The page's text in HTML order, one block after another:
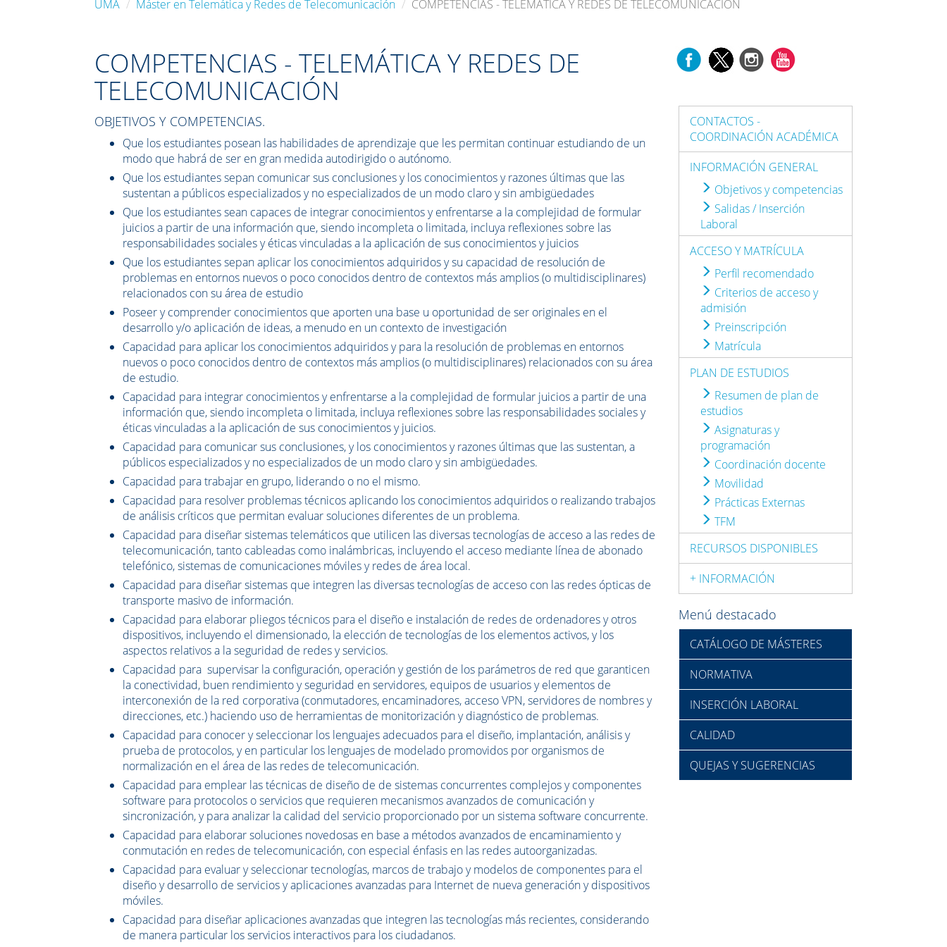
UMA Máster en Telemática y Redes de Telecomunicación COMPETENCIAS - TELEMÁTICA Y REDES DE TELECOMUNICACIÓN
COMPETENCIAS - TELEMÁTICA Y REDES DE
TELECOMUNICACIÓN
OBJETIVOS Y COMPETENCIAS.
Que los estudiantes posean las habilidades de aprendizaje que les permitan continuar estudiando de un
modo que habrá de ser en gran medida autodirigido o autónomo.
Que los estudiantes sepan comunicar sus conclusiones y los conocimientos y razones últimas que las
sustentan a públicos especializados y no especializados de un modo claro y sin ambigüedades
Que los estudiantes sean capaces de integrar conocimientos y enfrentarse a la complejidad de formular
juicios a partir de una información que, siendo incompleta o limitada, incluya reflexiones sobre las
responsabilidades sociales y éticas vinculadas a la aplicación de sus conocimientos y juicios
Que los estudiantes sepan aplicar los conocimientos adquiridos y su capacidad de resolución de
problemas en entornos nuevos o poco conocidos dentro de contextos más amplios (o multidisciplinares)
relacionados con su área de estudio
Poseer y comprender conocimientos que aporten una base u oportunidad de ser originales en el
desarrollo y/o aplicación de ideas, a menudo en un contexto de investigación
Capacidad para aplicar los conocimientos adquiridos y para la resolución de problemas en entornos
nuevos o poco conocidos dentro de contextos más amplios (o multidisciplinares) relacionados con su área
de estudio.
Capacidad para integrar conocimientos y enfrentarse a la complejidad de formular juicios a partir de una
información que, siendo incompleta o limitada, incluya reflexiones sobre las responsabilidades sociales y
éticas vinculadas a la aplicación de sus conocimientos y juicios.
Capacidad para comunicar sus conclusiones, y los conocimientos y razones últimas que las sustentan, a
públicos especializados y no especializados de un modo claro y sin ambigüedades.
Capacidad para trabajar en grupo, liderando o no el mismo.
Capacidad para resolver problemas técnicos aplicando los conocimientos adquiridos o realizando trabajos
de análisis críticos que permitan evaluar soluciones diferentes de un problema.
Capacidad para diseñar sistemas telemáticos que utilicen las diversas tecnologías de acceso a las redes de
telecomunicación, tanto cableadas como inalámbricas, incluyendo el acceso mediante línea de abonado
telefónico, sistemas de comunicaciones móviles y redes de área local.
Capacidad para diseñar sistemas que integren las diversas tecnologías de acceso con las redes ópticas de
transporte masivo de información.
Capacidad para elaborar pliegos técnicos para el diseño e instalación de redes de ordenadores y otros
dispositivos, incluyendo el dimensionado, la elección de tecnologías de los elementos activos, y los
aspectos relativos a la seguridad de redes y servicios.
Capacidad para supervisar la configuración, operación y gestión de los parámetros de red que garanticen
la conectividad, buen rendimiento y seguridad en servidores, equipos de usuarios y elementos de
interconexión de la red corporativa (conmutadores, encaminadores, acceso VPN, servidores de nombres y
direcciones, etc.) haciendo uso de herramientas de monitorización y diagnóstico de problemas.
Capacidad para conocer y seleccionar los lenguajes adecuados para el diseño, implantación, análisis y
prueba de protocolos, y en particular los lenguajes de modelado promovidos por organismos de
normalización en el área de las redes de telecomunicación.
Capacidad para emplear las técnicas de diseño de de sistemas concurrentes complejos y componentes
software para protocolos o servicios que requieren mecanismos avanzados de comunicación y
sincronización, y para analizar la calidad del servicio proporcionado por un sistema software concurrente.
Capacidad para elaborar soluciones novedosas en base a métodos avanzados de encaminamiento y
conmutación en redes de telecomunicación, con especial énfasis en las redes autoorganizadas.
Capacidad para evaluar y seleccionar tecnologías, marcos de trabajo y modelos de componentes para el
diseño y desarrollo de servicios y aplicaciones avanzadas para Internet de nueva generación y dispositivos
móviles.
Capacidad para diseñar aplicaciones avanzadas que integren las tecnologías más recientes, considerando
de manera particular los servicios interactivos para los ciudadanos.
CONTACTOS -
COORDINACIÓN ACADÉMICA
INFORMACIÓN GENERAL
Objetivos y competencias
Salidas / Inserción
Laboral
ACCESO Y MATRÍCULA
Perfil recomendado
Criterios de acceso y
admisión
Preinscripción
Matrícula
PLAN DE ESTUDIOS
Resumen de plan de
estudios
Asignaturas y
programación
Coordinación docente
Movilidad
Prácticas Externas
TFM
RECURSOS DISPONIBLES
+ INFORMACIÓN
Menú destacado
CATÁLOGO DE MÁSTERES
NORMATIVA
INSERCIÓN LABORAL
CALIDAD
QUEJAS Y SUGERENCIAS